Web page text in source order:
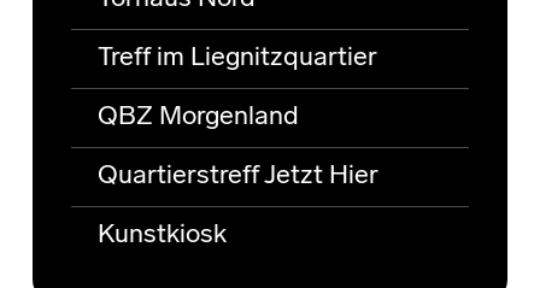
Treff im Liegnitzquartier
QBZ Morgenland
Quartierstreff Jetzt Hier
Kunstkiosk